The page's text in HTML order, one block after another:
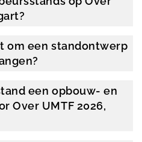
om een standontwerp
een opbouw- en
Over UMTF 2026,